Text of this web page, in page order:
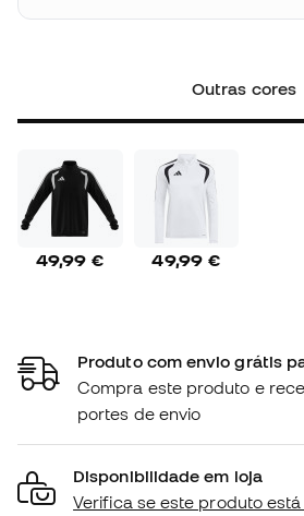
Outras cores
49,99 € 49,99 €
Produto com envio grátis
Compra este produto e
portes de envio
Disponibilidade em loja
Verifica se este produto